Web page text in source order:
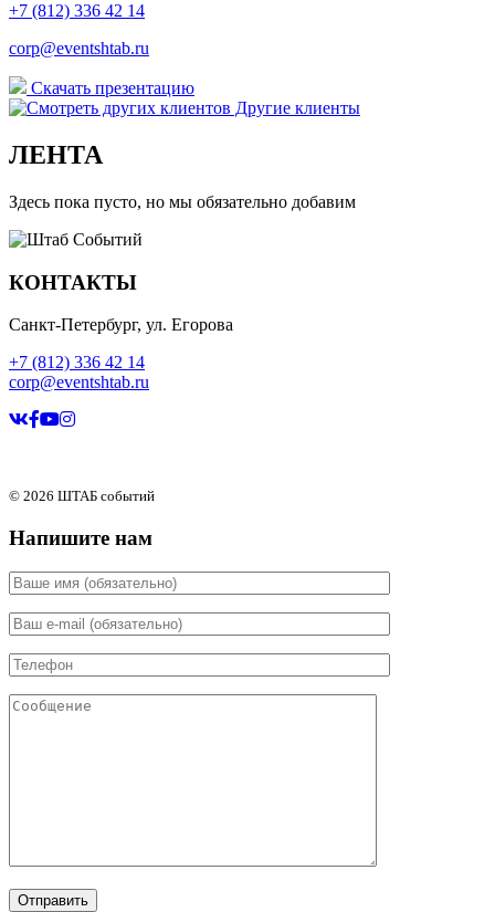
+7 (812) 336 42 14
corp@eventshtab.ru
Скачать презентацию
Другие клиенты
ЛЕНТА
Здесь пока пусто, но мы обязательно добавим
КОНТАКТЫ
Санкт-Петербург, ул. Егорова
+7 (812) 336 42 14
corp@eventshtab.ru
© 2026 ШТАБ событий
Напишите нам